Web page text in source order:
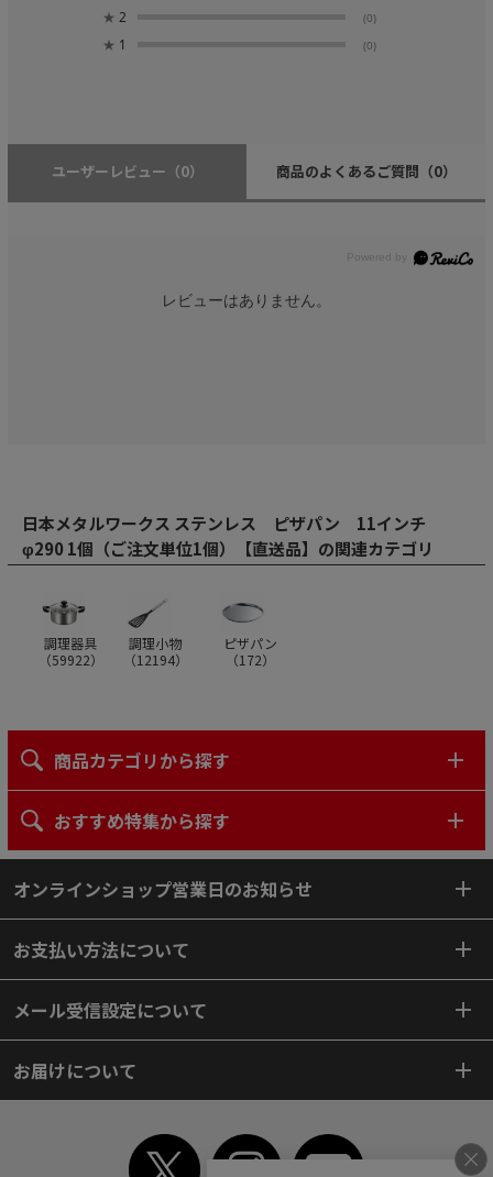
★ 2 (0)
★ 1 (0)
ユーザーレビュー （0） 商品のよくあるご質問 （0）
レビューはありません。
日本メタルワークス ステンレス ピザパン 11インチ
φ290 1個（ご注文単位1個）【直送品】の関連カテゴリ
調理器具
（59922）
調理小物
（12194）
ピザパン
（172）
商品カテゴリから探す
おすすめ特集から探す
オンラインショップ営業日のお知らせ
お支払い方法について
メール受信設定について
お届けについて